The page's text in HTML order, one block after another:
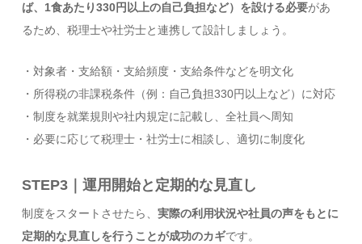
ば、1食あたり330円以上の自己負担など）を設ける必要があ
るため、税理士や社労士と連携して設計しましょう。
・対象者・支給額・支給頻度・支給条件などを明文化
・所得税の非課税条件（例：自己負担330円以上など）に対応
・制度を就業規則や社内規定に記載し、全社員へ周知
・必要に応じて税理士・社労士に相談し、適切に制度化
STEP3｜運用開始と定期的な見直し
制度をスタートさせたら、実際の利用状況や社員の声をもとに
定期的な見直しを行うことが成功のカギです。